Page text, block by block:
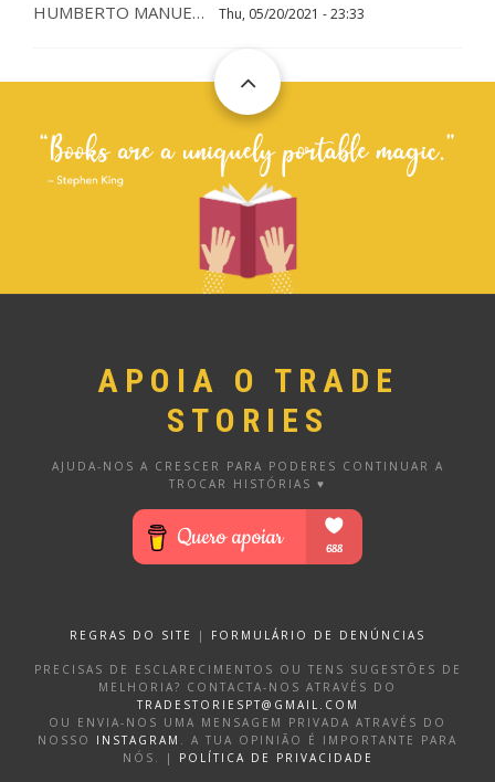
HUMBERTO MANUE… Thu, 05/20/2021 - 23:33
APOIA O TRADE
STORIES
AJUDA-NOS A CRESCER PARA PODERES CONTINUAR A
TROCAR HISTÓRIAS ♥
REGRAS DO SITE | FORMULÁRIO DE DENÚNCIAS
PRECISAS DE ESCLARECIMENTOS OU TENS SUGESTÕES DE
MELHORIA? CONTACTA-NOS ATRAVÉS DO
TRADESTORIESPT@GMAIL.COM
OU ENVIA-NOS UMA MENSAGEM PRIVADA ATRAVÉS DO
NOSSO INSTAGRAM . A TUA OPINIÃO É IMPORTANTE PARA
NÓS. |
POLÍTICA DE PRIVACIDADE